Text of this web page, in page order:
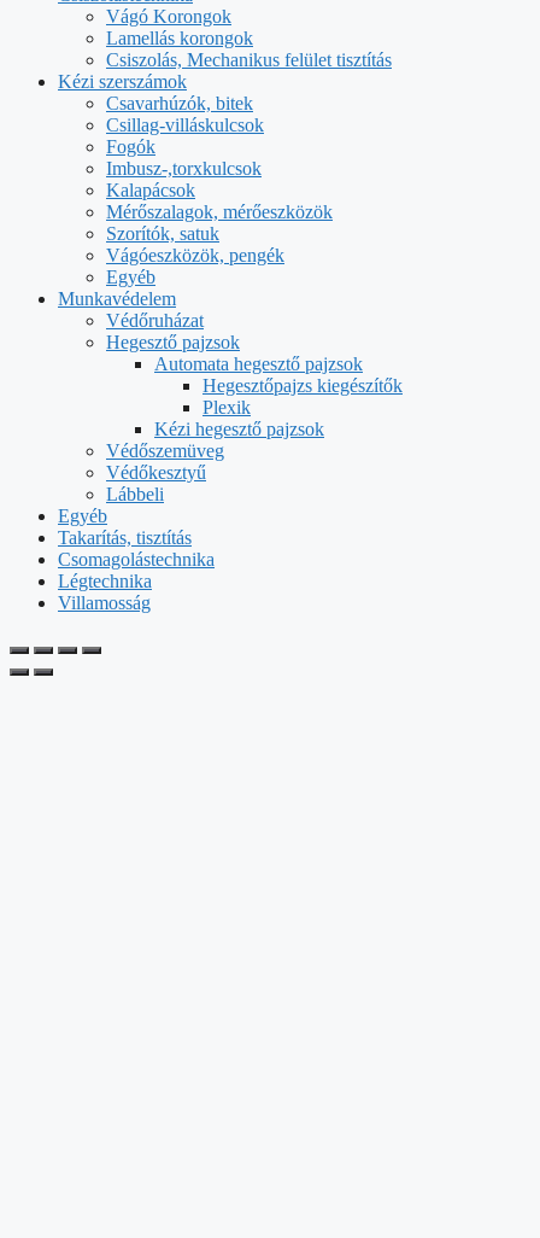
Vágó Korongok
Lamellás korongok
Csiszolás, Mechanikus felület tisztítás
Kézi szerszámok
Csavarhúzók, bitek
Csillag-villáskulcsok
Fogók
Imbusz-,torxkulcsok
Kalapácsok
Mérőszalagok, mérőeszközök
Szorítók, satuk
Vágóeszközök, pengék
Egyéb
Munkavédelem
Védőruházat
Hegesztő pajzsok
Automata hegesztő pajzsok
Hegesztőpajzs kiegészítők
Plexik
Kézi hegesztő pajzsok
Védőszemüveg
Védőkesztyű
Lábbeli
Egyéb
Takarítás, tisztítás
Csomagolástechnika
Légtechnika
Villamosság